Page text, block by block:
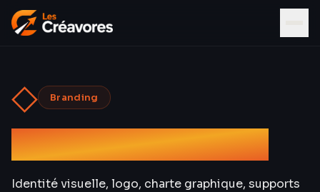
◇ Branding
Graphisme & Design
Identité visuelle, logo, charte graphique, supports